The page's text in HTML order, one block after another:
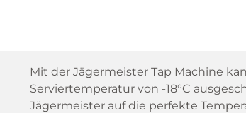
Mit der Jägermeister Tap Machine
Serviertemperatur von -18°C
Jägermeister auf die perfekte